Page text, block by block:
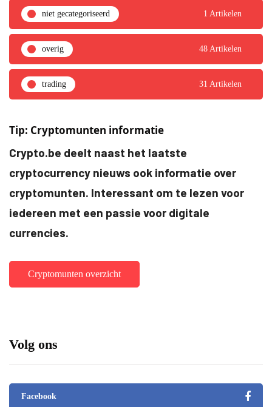
niet gecategoriseerd 1 Artikelen
overig 48 Artikelen
trading 31 Artikelen
Tip: Cryptomunten informatie
Crypto.be deelt naast het laatste
cryptocurrency nieuws ook informatie over
cryptomunten. Interessant om te lezen voor
iedereen met een passie voor digitale
currencies.
Cryptomunten overzicht
Volg ons
Facebook